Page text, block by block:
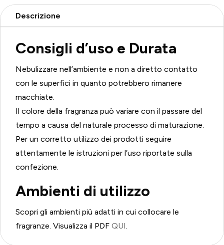
quantità
Descrizione
Consigli d’uso e Durata
Nebulizzare nell’ambiente e non a diretto contatto
con le superfici in quanto potrebbero rimanere
macchiate.
Il colore della fragranza può variare con il passare del
tempo a causa del naturale processo di maturazione.
Per un corretto utilizzo dei prodotti seguire
attentamente le istruzioni per l’uso riportate sulla
confezione.
Ambienti di utilizzo
Scopri gli ambienti più adatti in cui collocare le
fragranze. Visualizza il PDF QUI.